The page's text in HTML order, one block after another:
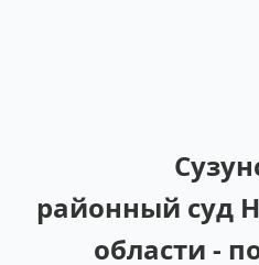
районный суд
области -